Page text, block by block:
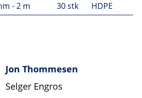
- 2 m 30 stk HDPE
Jon Thommesen
Selger Engros